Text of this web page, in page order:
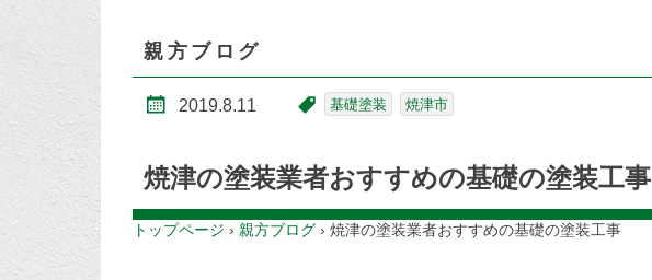
親方ブログ
2019.8.11 基礎塗装 焼津市
焼津の塗装業者おすすめの基礎の塗装工事
トップページ › 親方ブログ › 焼津の塗装業者おすすめの基礎の塗装工事